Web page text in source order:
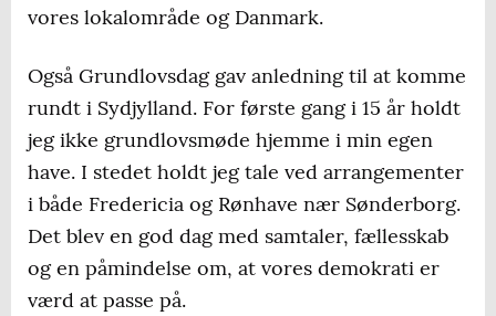
vores lokalområde og Danmark.
Også Grundlovsdag gav anledning til at komme
rundt i Sydjylland. For første gang i 15 år holdt
jeg ikke grundlovsmøde hjemme i min egen
have. I stedet holdt jeg tale ved arrangementer
i både Fredericia og Rønhave nær Sønderborg.
Det blev en god dag med samtaler, fællesskab
og en påmindelse om, at vores demokrati er
værd at passe på.